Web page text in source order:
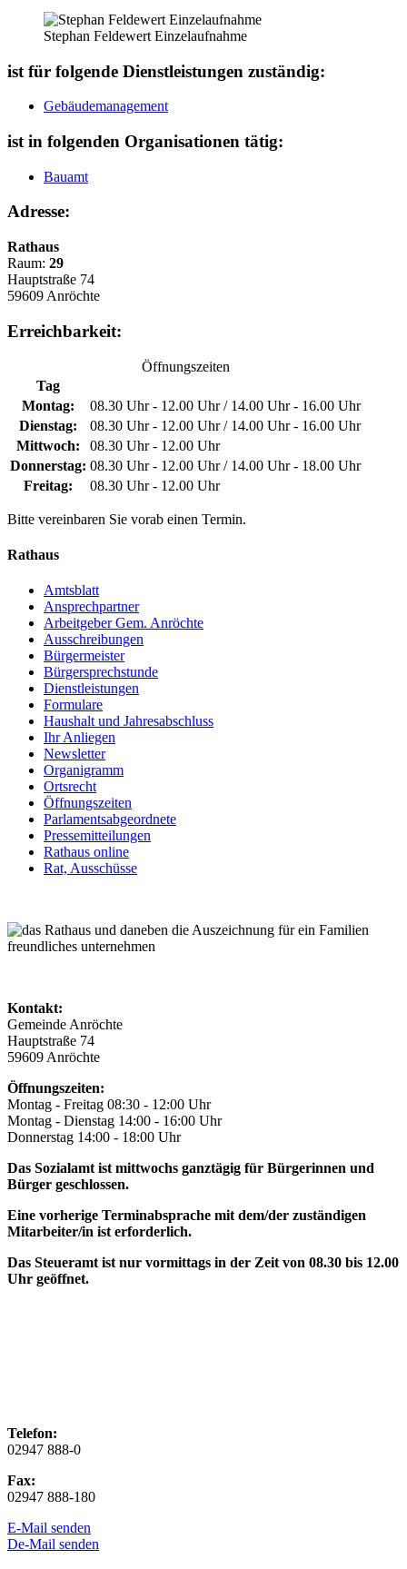
Stephan Feldewert Einzelaufnahme
ist für folgende Dienstleistungen zuständig:
Gebäudemanagement
ist in folgenden Organisationen tätig:
Bauamt
Adresse:
Rathaus
Raum: 29
Hauptstraße 74
59609 Anröchte
Erreichbarkeit:
Öffnungszeiten
Tag
Montag:
08.30 Uhr - 12.00 Uhr / 14.00 Uhr - 16.00 Uhr
Dienstag:
08.30 Uhr - 12.00 Uhr / 14.00 Uhr - 16.00 Uhr
Mittwoch:
08.30 Uhr - 12.00 Uhr
Donnerstag: 08.30 Uhr - 12.00 Uhr / 14.00 Uhr - 18.00 Uhr
Freitag:
08.30 Uhr - 12.00 Uhr
Bitte vereinbaren Sie vorab einen Termin.
Rathaus
Amtsblatt
Ansprechpartner
Arbeitgeber Gem. Anröchte
Ausschreibungen
Bürgermeister
Bürgersprechstunde
Dienstleistungen
Formulare
Haushalt und Jahresabschluss
Ihr Anliegen
Newsletter
Organigramm
Ortsrecht
Öffnungszeiten
Parlamentsabgeordnete
Pressemitteilungen
Rathaus online
Rat, Ausschüsse
Kontakt:
Gemeinde Anröchte
Hauptstraße 74
59609 Anröchte
Öffnungszeiten:
Montag - Freitag 08:30 - 12:00 Uhr
Montag - Dienstag 14:00 - 16:00 Uhr
Donnerstag 14:00 - 18:00 Uhr
Das Sozialamt ist mittwochs ganztägig für Bürgerinnen und
Bürger geschlossen.
Eine vorherige Terminabsprache mit dem/der zuständigen
Mitarbeiter/in ist erforderlich.
Das Steueramt ist nur vormittags in der Zeit von 08.30 bis 12.00
Uhr geöffnet.
Telefon:
02947 888-0
Fax:
02947 888-180
E-Mail senden
De-Mail senden